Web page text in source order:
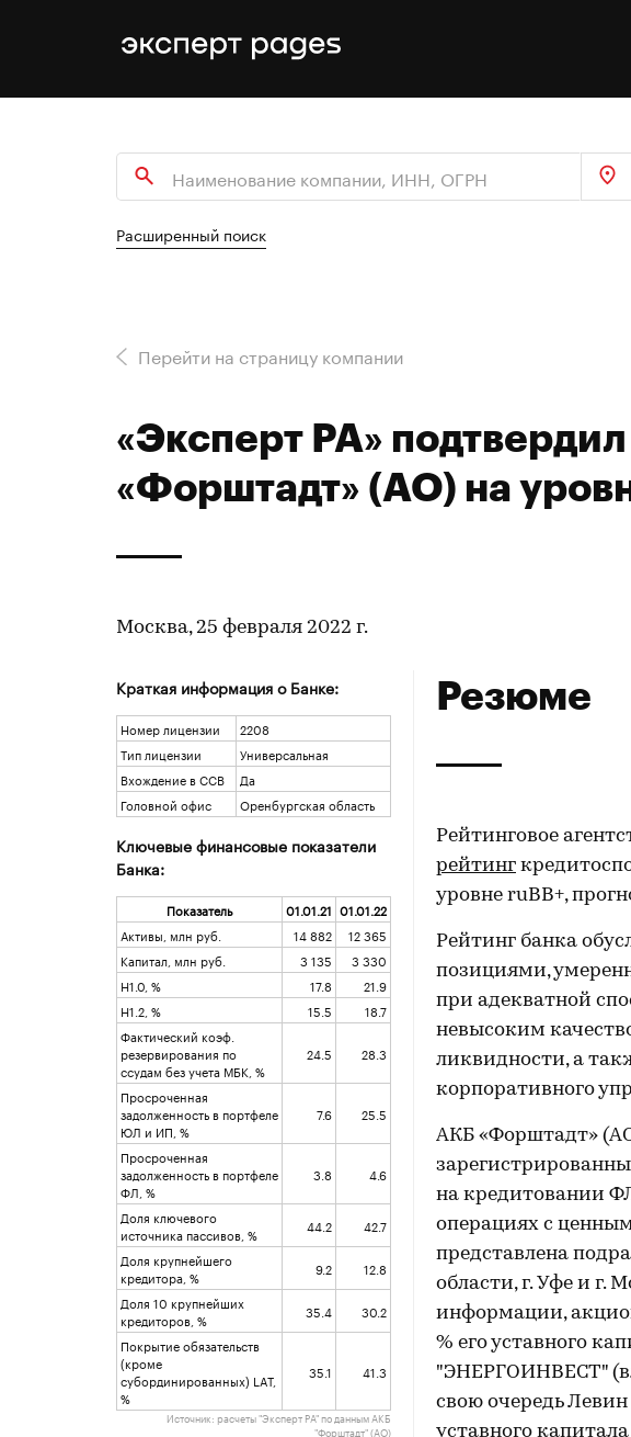
Расширенный поиск
Перейти на страницу компании
«Эксперт РА»
«Форштадт» (АО) на
Москва, 25 февраля 2022 г.
Краткая информация о Банке:
Номер лицензии
2208
Тип лицензии
Универсальная
Вхождение в ССВ
Да
Головной офис
Оренбургская область
Ключевые финансовые показатели
Банка:
Показатель 01.01.21 01.01.22
Активы, млн руб.
14 882
12 365
Капитал, млн руб.
3 135
3 330
Н1.0, %
17.8
21.9
Н1.2, %
15.5
18.7
Фактический коэф.
резервирования по
ссудам без учета МБК, %
24.5 28.3
Просроченная
задолженность в портфеле
ЮЛ и ИП, %
7.6 25.5
Просроченная
задолженность в портфеле
ФЛ, %
3.8 4.6
Доля ключевого
источника пассивов, %
44.2
42.7
Доля крупнейшего
кредитора, %
9.2
12.8
Доля 10 крупнейших
кредиторов, %
35.4
30.2
Покрытие обязательств
(кроме
субординированных) LAT,
%
35.1 41.3
Источник: расчеты "Эксперт РА" по данным АКБ
"Форштадт" (АО)
Резюме
Рейтинговое
рейтинг
уровне ruBВ+,
Рейтинг банка
позициями,
при адекватной
невысоким
ликвидности, а
корпоративного
АКБ «Форштадт»
на кредитовании
операциях с
представлена
области, г. Уфе и г.
информации,
% его уставного
"ЭНЕРГОИНВЕСТ"
свою очередь
уставного